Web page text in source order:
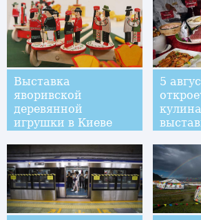
Выставка
яворивской
деревянной
игрушки в Киеве
5